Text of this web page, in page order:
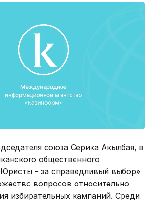
союза Серика Акылбая, в
общественного
- за справедливый выбор»
вопросов относительно
избирательных кампаний. Среди